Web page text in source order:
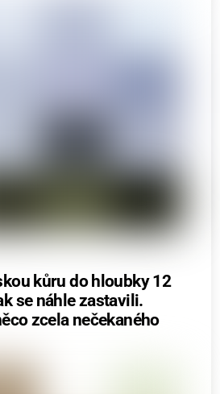
kůru do hloubky 12
se náhle zastavili.
zcela nečekaného